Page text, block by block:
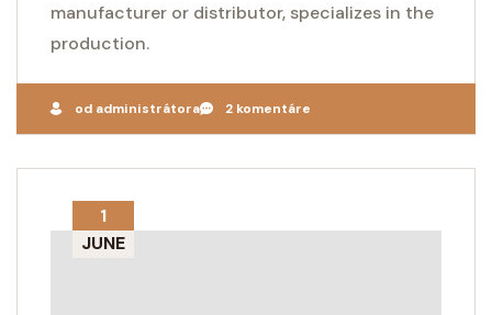
manufacturer or distributor, specializes in the
production.
od administrátora 2 komentáre
1
JUNE